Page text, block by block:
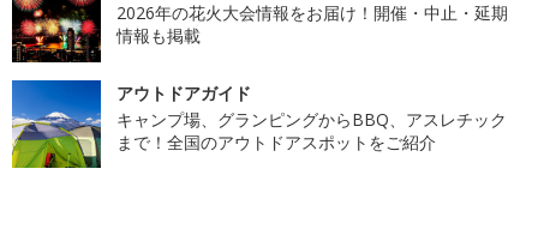
2026年の花火大会情報をお届け！開催・中止・延期
情報も掲載
アウトドアガイド
キャンプ場、グランピングからBBQ、アスレチック
まで！全国のアウトドアスポットをご紹介